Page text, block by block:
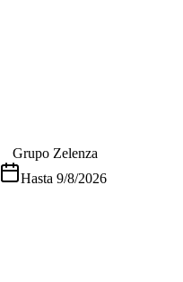
Grupo Zelenza
Hasta 9/8/2026